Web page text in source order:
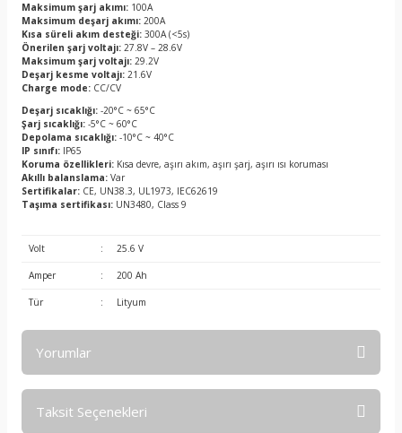
Maksimum şarj akımı: 100A
Maksimum deşarj akımı: 200A
Kısa süreli akım desteği: 300A (<5s)
Önerilen şarj voltajı: 27.8V – 28.6V
Maksimum şarj voltajı: 29.2V
Deşarj kesme voltajı: 21.6V
Charge mode: CC/CV
Deşarj sıcaklığı: -20°C ~ 65°C
Şarj sıcaklığı: -5°C ~ 60°C
Depolama sıcaklığı: -10°C ~ 40°C
IP sınıfı: IP65
Koruma özellikleri: Kısa devre, aşırı akım, aşırı şarj, aşırı ısı koruması
Akıllı balanslama: Var
Sertifikalar: CE, UN38.3, UL1973, IEC62619
Taşıma sertifikası: UN3480, Class 9
Volt : 25.6 V
Amper : 200 Ah
Tür : Lityum
Yorumlar
Taksit Seçenekleri